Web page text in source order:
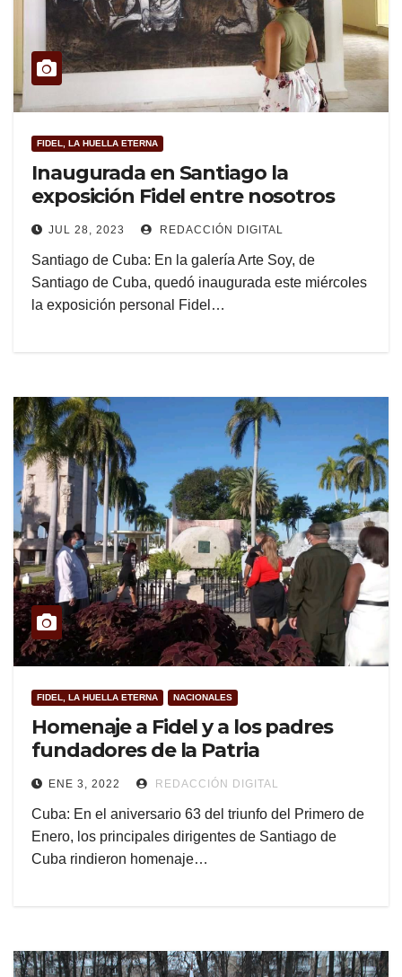
FIDEL, LA HUELLA ETERNA
Inaugurada en Santiago la
exposición Fidel entre nosotros
JUL 28, 2023 REDACCIÓN DIGITAL
Santiago de Cuba: En la galería Arte Soy, de
Santiago de Cuba, quedó inaugurada este miércoles
la exposición personal Fidel…
FIDEL, LA HUELLA ETERNA NACIONALES
Homenaje a Fidel y a los padres
fundadores de la Patria
ENE 3, 2022 REDACCIÓN DIGITAL
Cuba: En el aniversario 63 del triunfo del Primero de
Enero, los principales dirigentes de Santiago de
Cuba rindieron homenaje…